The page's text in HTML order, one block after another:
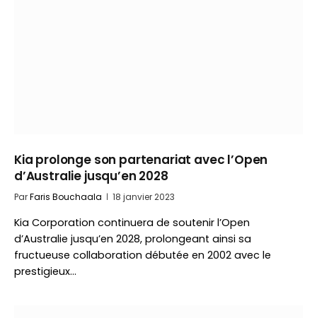
Kia prolonge son partenariat avec l’Open
d’Australie jusqu’en 2028
ParFaris Bouchaala 18 janvier 2023
Kia Corporation continuera de soutenir l’Open
d’Australie jusqu’en 2028, prolongeant ainsi sa
fructueuse collaboration débutée en 2002 avec le
prestigieux…